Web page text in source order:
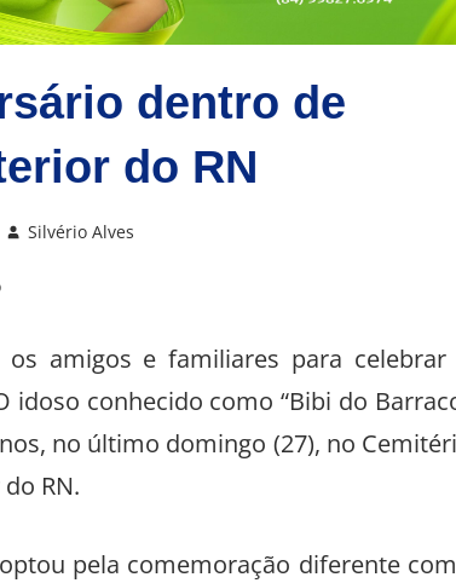
dentro de
do RN
Silvério Alves
amigos e familiares para celebrar
conhecido como “Bibi do
no último domingo (27), no
RN.
pela comemoração diferente